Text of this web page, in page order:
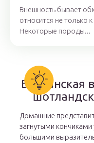
Внешность бывает
относится не только
Некоторые породы...
Британская
Домашние
загнутыми
большими